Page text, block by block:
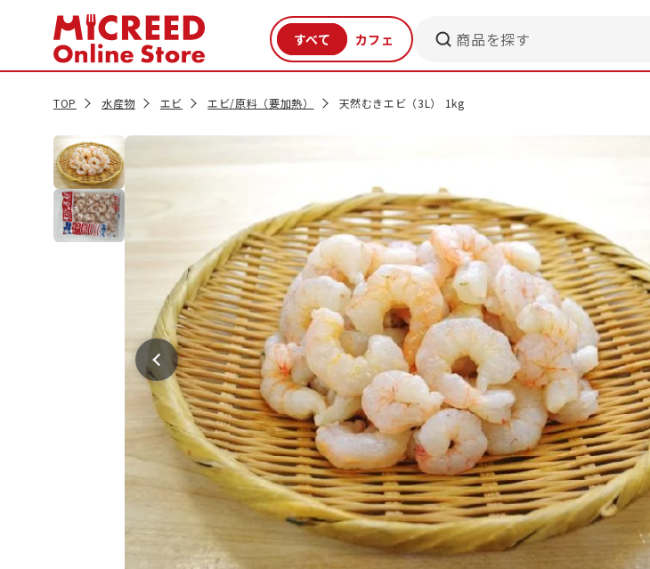
商品を探す
TOP 水産物 エビ エビ/原料（要加熱） 天然むきエビ（3L） 1kg